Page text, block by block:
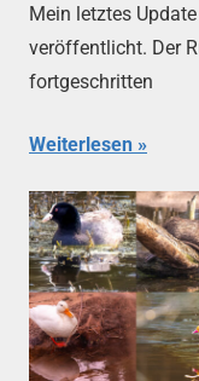
Mein letztes
veröffentlicht. Der
fortgeschritten
Weiterlesen